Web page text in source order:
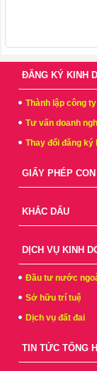
ĐĂNG KÝ KINH
Thành lập công ty
Tư vấn doanh
Thay đổi đăng ký
GIẤY PHÉP CON
KHẮC DẤU
DỊCH VỤ KINH
Đầu tư nước
Sở hữu trí tuệ
Dịch vụ đất đai
TIN TỨC TỔNG